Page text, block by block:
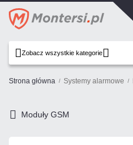
Zobacz wszystkie kategorie
Strona główna Systemy alarmowe
Moduły GSM